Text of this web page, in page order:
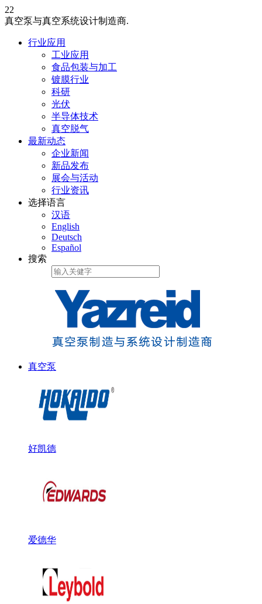
22
真空泵与真空系统设计制造商.
行业应用
工业应用
食品包装与加工
镀膜行业
科研
光伏
半导体技术
真空脱气
最新动态
企业新闻
新品发布
展会与活动
行业资讯
选择语言
汉语
English
Deutsch
Español
搜索
真空泵
好凯德
爱德华